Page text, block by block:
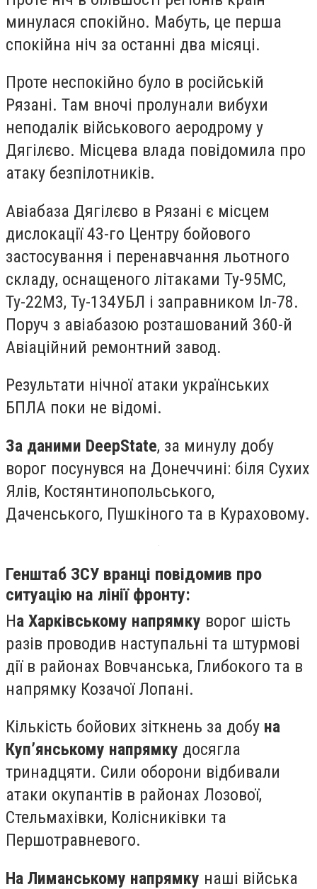
минулася спокійно. Мабуть, це перша
спокійна ніч за останні два місяці.
Проте неспокійно було в російській
Рязані. Там вночі пролунали вибухи
неподалік військового аеродрому у
Дягілєво. Місцева влада повідомила про
атаку безпілотників.
Авіабаза Дягілєво в Рязані є місцем
дислокації 43-го Центру бойового
застосування і перенавчання льотного
складу, оснащеного літаками Ту-95МС,
Ту-22М3, Ту-134УБЛ і заправником Іл-78.
Поруч з авіабазою розташований 360-й
Авіаційний ремонтний завод.
Результати нічної атаки українських
БПЛА поки не відомі.
За даними DeepState, за минулу добу
ворог посунувся на Донеччині: біля Сухих
Ялів, Костянтинопольського,
Даченського, Пушкіного та в Кураховому.
Генштаб ЗСУ вранці повідомив про
ситуацію на лінії фронту:
На Харківському напрямку ворог шість
разів проводив наступальні та штурмові
дії в районах Вовчанська, Глибокого та в
напрямку Козачої Лопані.
Кількість бойових зіткнень за добу на
Куп’янському напрямку досягла
тринадцяти. Сили оборони відбивали
атаки окупантів в районах Лозової,
Стельмахівки, Колісниківки та
Першотравневого.
На Лиманському напрямку наші війська